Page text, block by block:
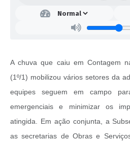
A chuva que caiu em Contagem
(1º/1) mobilizou vários setores da
equipes seguem em campo
emergenciais e minimizar os
atingida. Em ação conjunta, a
as secretarias de Obras e